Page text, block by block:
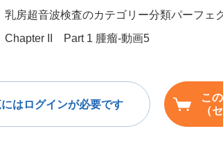
乳房超音波検査のカテゴリー分類パーフェ
Chapter II Part 1 腫瘤-動画5
にはログインが必要です
こ
（